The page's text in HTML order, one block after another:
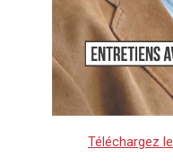
Téléchargez